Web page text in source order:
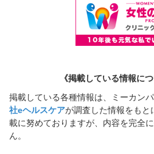
《掲載している情報に
掲載している各種情報は、ミーカン
社eヘルスケアが調査した情報をもと
載に努めておりますが、内容を完全
ん。